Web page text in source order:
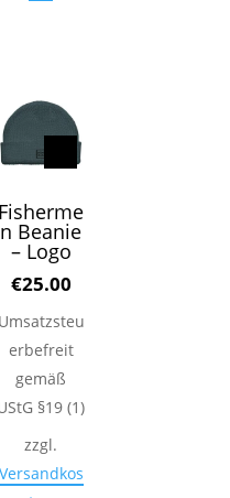
Fisherme
n Beanie
– Logo
€25.00
Umsatzsteu
erbefreit
gemäß
§19 (1)
zzgl.
Versandkos